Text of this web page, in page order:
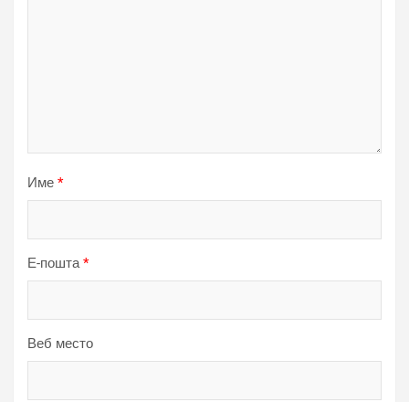
Име *
Е-пошта*
Веб место